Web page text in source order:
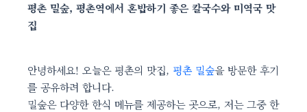
평촌 밀숲, 평촌역에서 혼밥하기 좋은 칼국수와 미역국 맛
집
안녕하세요! 오늘은 평촌의 맛집, 평촌 밀숲을 방문한 후기
를 공유하려 합니다.
밀숲은 다양한 한식 메뉴를 제공하는 곳으로, 저는 그중 한